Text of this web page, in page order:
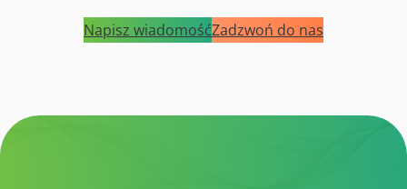
Napisz wiadomośćZadzwoń do nas